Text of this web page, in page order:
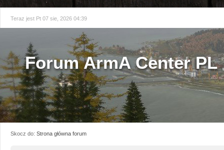
Teraz jest Pt 07 sie, 2026 04:39
Forum ArmA Center PL
Skocz do: Strona główna forum